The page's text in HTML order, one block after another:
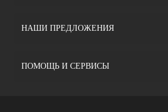
НАШИ ПРЕДЛОЖЕНИЯ
ПОМОЩЬ И СЕРВИСЫ